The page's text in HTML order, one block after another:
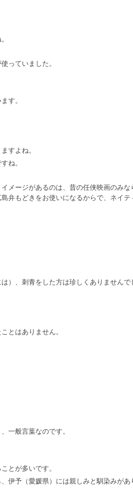
っていました。
す。
すよね。
ね。
メージがあるのは、昔の任侠映画のみ
弁もどきをお使いになるからで、ネイ
）、刺青をした方は珍しくありませんで
とはありません。
一般言葉なのです。
とが多いです。
伊予（愛媛県）には親しみと馴染みがあ